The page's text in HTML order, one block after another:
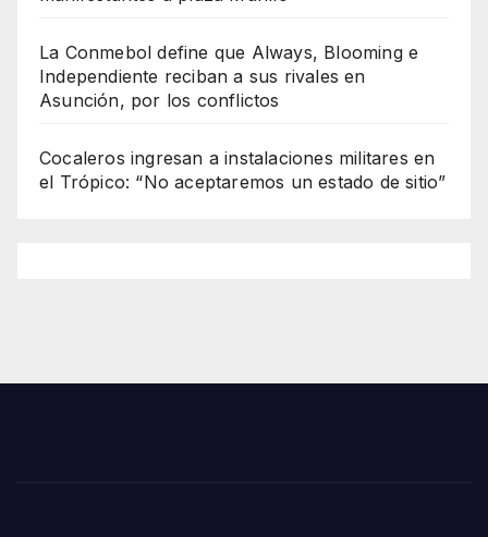
La Conmebol define que Always, Blooming e
Independiente reciban a sus rivales en
Asunción, por los conflictos
Cocaleros ingresan a instalaciones militares en
el Trópico: “No aceptaremos un estado de sitio”